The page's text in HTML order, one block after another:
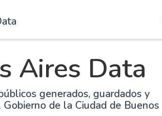
Aires Data
generados, guardados y
de la Ciudad de Buenos